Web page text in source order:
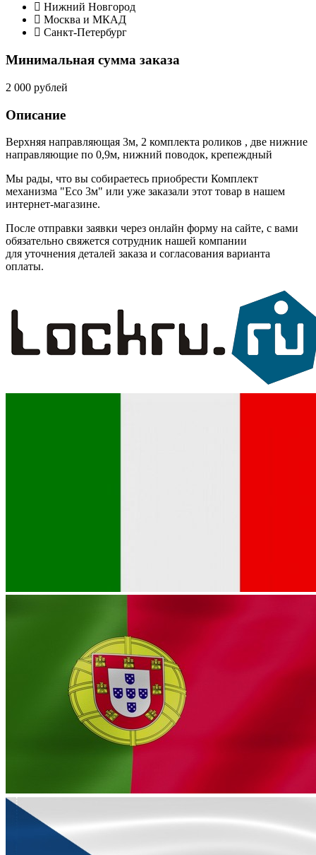
Нижний Новгород
Москва и МКАД
Санкт-Петербург
Минимальная сумма заказа
2 000 рублей
Описание
Верхняя направляющая 3м, 2 комплекта роликов , две нижние
направляющие по 0,9м, нижний поводок, крепеждный
Мы рады, что вы собираетесь приобрести Комплект
механизма "Eco 3м" или уже заказали этот товар в нашем
интернет-магазине.
После отправки заявки через онлайн форму на сайте, с вами
обязательно свяжется сотрудник нашей компании
для уточнения деталей заказа и согласования варианта
оплаты.